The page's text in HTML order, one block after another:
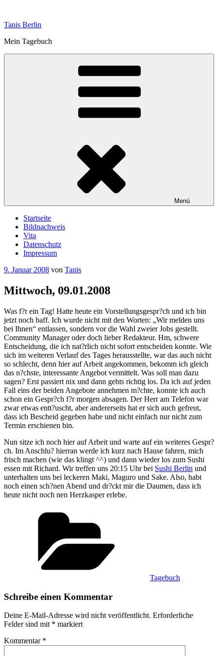
springen
Tanis Berlin
Mein Tagebuch
Menü
Startseite
Bildnachweis
Vita
Datenschutz
Impressum
Veröffentlicht
9. Januar 2008 von Tanis
Mittwoch, 09.01.2008
Was f?r ein Tag! Hatte heute ein Vorstellungsgespr?ch und ich bin
jetzt noch baff. Ich wurde nicht mit den Worten: „Wir melden uns
bei Ihnen“ entlassen, sondern vor die Wahl zweier Jobs gestellt.
Community Manager oder doch lieber Redakteur. Hm, schwere
Entscheidung, die ich nat?rlich nicht sofort entscheiden konnte. Wie
sich im weiteren Verlauf des Tages herausstellte, war das auch nicht
so schlecht, denn hier auf Arbeit angekommen, bekomm ich gleich
das n?chste, interessante Angebot vermittelt. Was soll man dazu
sagen? Erst passiert nix und dann gehts richtig los. Da ich auf jeden
Fall eins der beiden Angebote annehmen m?chte, konnte ich auch
schon ein Gespr?ch f?r morgen absagen. Der Herr am Telefon war
zwar etwas entt?uscht, aber andererseits hat er sich auch gefreut,
dass ich Bescheid gegeben habe und nicht einfach nur nicht zum
Termin erschienen bin.
Nun sitze ich noch hier auf Arbeit und warte auf ein weiteres Gespr?
ch. Im Anschlu? hierran werde ich kurz nach Hause fahren, mich
frisch machen (wie das klingt ^^) und dann wieder los zum Sushi
essen mit Richard. Wir treffen uns 20:15 Uhr bei Sushi Berlin und
unterhalten uns bei leckeren Maki, Maguro und Sake. Also, habt
noch einen sch?nen Abend und dr?ckt mir die Daumen, dass ich
heute nicht noch nen Herzkasper erlebe.
Tagebuch
Schreibe einen Kommentar
Deine E-Mail-Adresse wird nicht veröffentlicht. Erforderliche
Felder sind mit * markiert
Kommentar *